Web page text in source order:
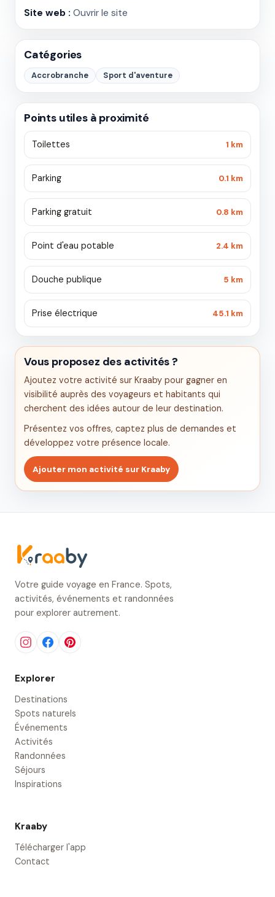
Site web : Ouvrir le site
Catégories
Accrobranche Sport d'aventure
Points utiles à proximité
Toilettes 1 km
Parking 0.1 km
Parking gratuit 0.8 km
Point d'eau potable 2.4 km
Douche publique 5 km
Prise électrique 45.1 km
Vous proposez des activités ?
Ajoutez votre activité sur Kraaby pour gagner en
visibilité auprès des voyageurs et habitants qui
cherchent des idées autour de leur destination.
Présentez vos offres, captez plus de demandes et
développez votre présence locale.
Ajouter mon activité sur Kraaby
Votre guide voyage en France. Spots,
activités, événements et randonnées
pour explorer autrement.
Explorer
Destinations
Spots naturels
Événements
Activités
Randonnées
Séjours
Inspirations
Kraaby
Télécharger l'app
Contact